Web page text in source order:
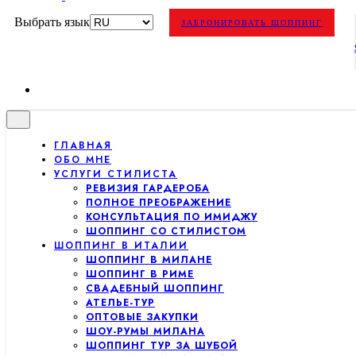
Выбрать язык ЗАБРОНИРОВАТЬ ШОППИНГ
ГЛАВНАЯ
ОБО МНЕ
УСЛУГИ СТИЛИСТА
РЕВИЗИЯ ГАРДЕРОБА
ПОЛНОЕ ПРЕОБРАЖЕНИЕ
КОНСУЛЬТАЦИЯ ПО ИМИДЖУ
ШОППИНГ СО СТИЛИСТОМ
ШОППИНГ В ИТАЛИИ
ШОППИНГ В МИЛАНЕ
ШОППИНГ В РИМЕ
СВАДЕБНЫЙ ШОППИНГ
АТЕЛЬЕ-ТУР
ОПТОВЫЕ ЗАКУПКИ
ШОУ-РУМЫ МИЛАНА
ШОППИНГ ТУР ЗА ШУБОЙ